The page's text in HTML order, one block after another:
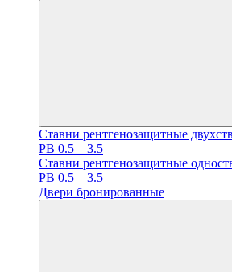
Ставни рентгенозащитные
PB 0.5 – 3.5
Ставни рентгенозащитные
PB 0.5 – 3.5
Двери бронированные